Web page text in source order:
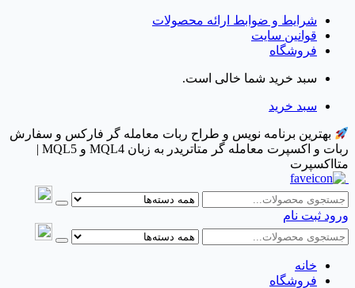
شرایط و ضوابط ارائه محصولات
قوانین سایت
فروشگاه
سبد خرید شما خالی است.
سبد خرید
بهترین برنامه نویس و طراح ربات معامله گر فارکس و سفارش
ربات و اکسپرت معامله گر متاتریدر به زبان MQL4 و MQL5 |
متااکسپرت
ورود ثبت نام
خانه
فروشگاه